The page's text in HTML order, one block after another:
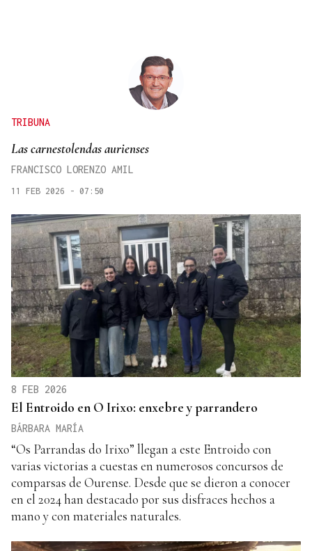
TRIBUNA
Las carnestolendas aurienses
FRANCISCO LORENZO AMIL
11 FEB 2026 - 07:50
8 FEB 2026
El Entroido en O Irixo: enxebre y parrandero
BÁRBARA MARÍA
“Os Parrandas do Irixo” llegan a este Entroido con
varias victorias a cuestas en numerosos concursos de
comparsas de Ourense. Desde que se dieron a conocer
en el 2024 han destacado por sus disfraces hechos a
mano y con materiales naturales.